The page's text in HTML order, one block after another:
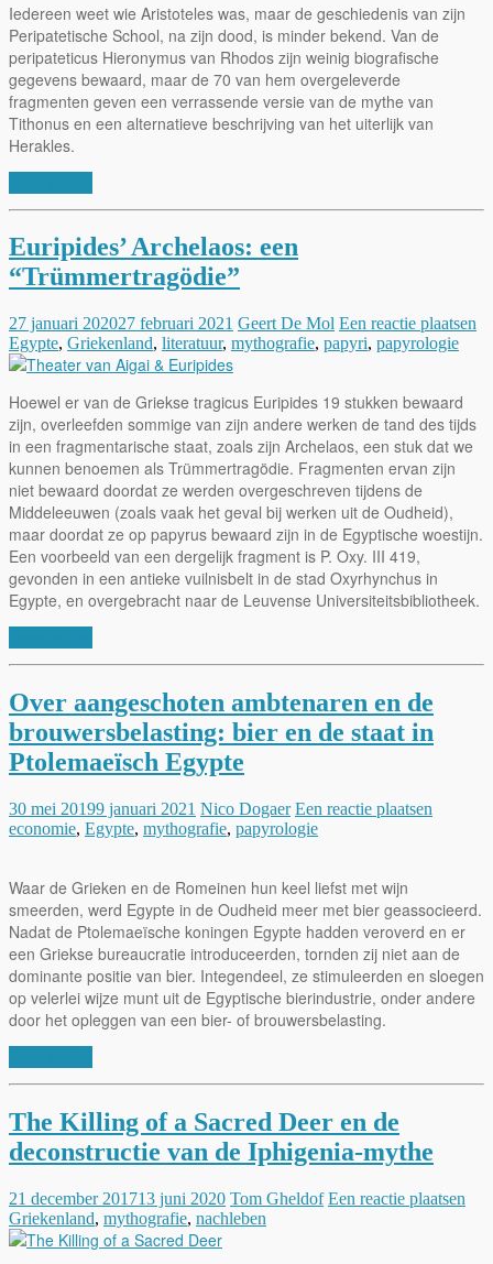
Iedereen weet wie Aristoteles was, maar de geschiedenis van zijn
Peripatetische School, na zijn dood, is minder bekend. Van de
peripateticus Hieronymus van Rhodos zijn weinig biografische
gegevens bewaard, maar de 70 van hem overgeleverde
fragmenten geven een verrassende versie van de mythe van
Tithonus en een alternatieve beschrijving van het uiterlijk van
Herakles.
Euripides’ Archelaos: een
“Trümmertragödie”
27 januari 202027 februari 2021 Geert De Mol Een reactie plaatsen
Egypte, Griekenland, literatuur, mythografie, papyri, papyrologie
Hoewel er van de Griekse tragicus Euripides 19 stukken bewaard
zijn, overleefden sommige van zijn andere werken de tand des tijds
in een fragmentarische staat, zoals zijn Archelaos, een stuk dat we
kunnen benoemen als Trümmertragödie. Fragmenten ervan zijn
niet bewaard doordat ze werden overgeschreven tijdens de
Middeleeuwen (zoals vaak het geval bij werken uit de Oudheid),
maar doordat ze op papyrus bewaard zijn in de Egyptische woestijn.
Een voorbeeld van een dergelijk fragment is P. Oxy. III 419,
gevonden in een antieke vuilnisbelt in de stad Oxyrhynchus in
Egypte, en overgebracht naar de Leuvense Universiteitsbibliotheek.
Over aangeschoten ambtenaren en de
brouwersbelasting: bier en de staat in
Ptolemaeïsch Egypte
30 mei 20199 januari 2021 Nico Dogaer Een reactie plaatsen
economie, Egypte, mythografie, papyrologie
Waar de Grieken en de Romeinen hun keel liefst met wijn
smeerden, werd Egypte in de Oudheid meer met bier geassocieerd.
Nadat de Ptolemaeïsche koningen Egypte hadden veroverd en er
een Griekse bureaucratie introduceerden, tornden zij niet aan de
dominante positie van bier. Integendeel, ze stimuleerden en sloegen
op velerlei wijze munt uit de Egyptische bierindustrie, onder andere
door het opleggen van een bier- of brouwersbelasting.
The Killing of a Sacred Deer en de
deconstructie van de Iphigenia-mythe
21 december 201713 juni 2020 Tom Gheldof Een reactie plaatsen
Griekenland, mythografie, nachleben